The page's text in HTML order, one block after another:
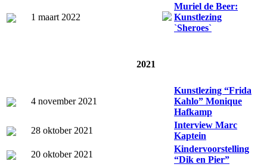
1 maart 2022
Muriel de Beer:
Kunstlezing
`Sheroes`
2021
4 november 2021
Kunstlezing “Frida
Kahlo” Monique
Hafkamp
28 oktober 2021
Interview Marc
Kaptein
20 oktober 2021
Kindervoorstelling
“Dik en Pier”